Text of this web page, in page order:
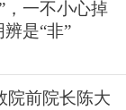
，一不小心掉
是“非”
院前院长陈大